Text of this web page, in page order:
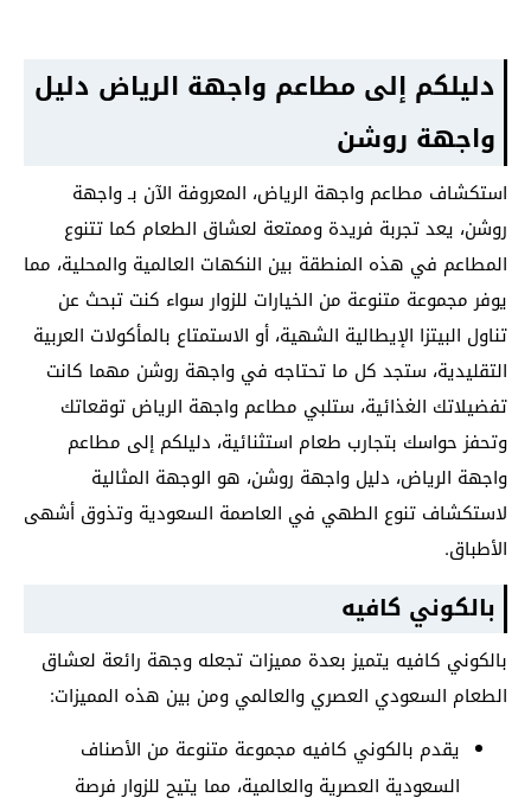
دليلكم إلى مطاعم واجهة الرياض دليل
واجهة روشن
استكشاف مطاعم واجهة الرياض، المعروفة الآن بـ واجهة
روشن، يعد تجربة فريدة وممتعة لعشاق الطعام كما تتنوع
المطاعم في هذه المنطقة بين النكهات العالمية والمحلية، مما
يوفر مجموعة متنوعة من الخيارات للزوار سواء كنت تبحث عن
تناول البيتزا الإيطالية الشهية، أو الاستمتاع بالمأكولات العربية
التقليدية، ستجد كل ما تحتاجه في واجهة روشن مهما كانت
تفضيلاتك الغذائية، ستلبي مطاعم واجهة الرياض توقعاتك
وتحفز حواسك بتجارب طعام استثنائية، دليلكم إلى مطاعم
واجهة الرياض، دليل واجهة روشن، هو الوجهة المثالية
لاستكشاف تنوع الطهي في العاصمة السعودية وتذوق أشهى
الأطباق.
بالكوني كافيه
بالكوني كافيه يتميز بعدة مميزات تجعله وجهة رائعة لعشاق
الطعام السعودي العصري والعالمي ومن بين هذه المميزات:
يقدم بالكوني كافيه مجموعة متنوعة من الأصناف
السعودية العصرية والعالمية، مما يتيح للزوار فرصة